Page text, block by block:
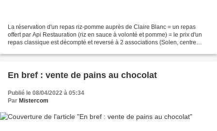
La réservation d'un repas riz-pomme auprès de Claire Blanc = un repas
offert par Api Restauration (riz en sauce à volonté et pomme) = le prix d'un
repas classique est décompté et reversé à 2 associations (Solen, centre
En bref : vente de pains au chocolat
Publié le 08/04/2022 à 05:34
Par Mistercom